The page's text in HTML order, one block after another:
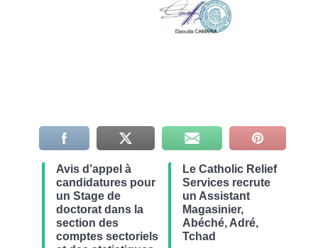
Avis d’appel à
candidatures pour
un Stage de
doctorat dans la
section des
comptes sectoriels
Le Catholic Relief
Services recrute
un Assistant
Magasinier,
Abéché, Adré,
Tchad